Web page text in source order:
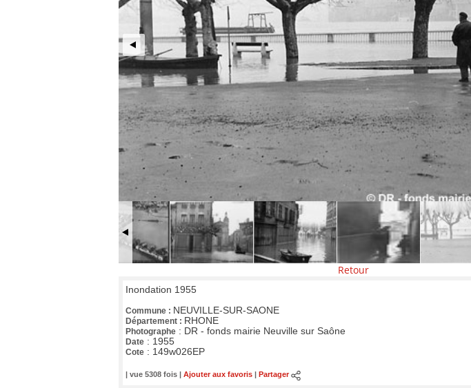
Retour
Inondation 1955
Commune : NEUVILLE-SUR-SAONE
Département : RHONE
Photographe : DR - fonds mairie Neuville sur Saône
Date : 1955
Cote : 149w026EP
| vue 5308 fois | Ajouter aux favoris Partager